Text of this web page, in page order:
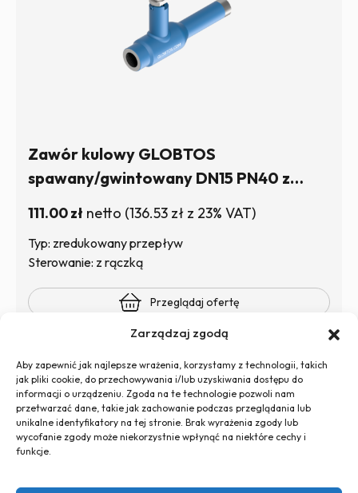
Zarządzaj zgodą
Aby zapewnić jak najlepsze wrażenia, korzystamy z technologii, takich
jak pliki cookie, do przechowywania i/lub uzyskiwania dostępu do
informacji o urządzeniu. Zgoda na te technologie pozwoli nam
przetwarzać dane, takie jak zachowanie podczas przeglądania lub
unikalne identyfikatory na tej stronie. Brak wyrażenia zgody lub
wycofanie zgody może niekorzystnie wpłynąć na niektóre cechy i
funkcje.
Zawór kulowy GLOBTOS
spawany/gwintowany DN15 PN40 z
rączką | W magazynie
111.00zł netto (136.53 zł z 23% VAT)
Typ: zredukowany przepływ
Sterowanie: z rączką
Przeglądaj ofertę
+48 726 500 100
ul. Legnicka 60d, 54-204 Wrocław